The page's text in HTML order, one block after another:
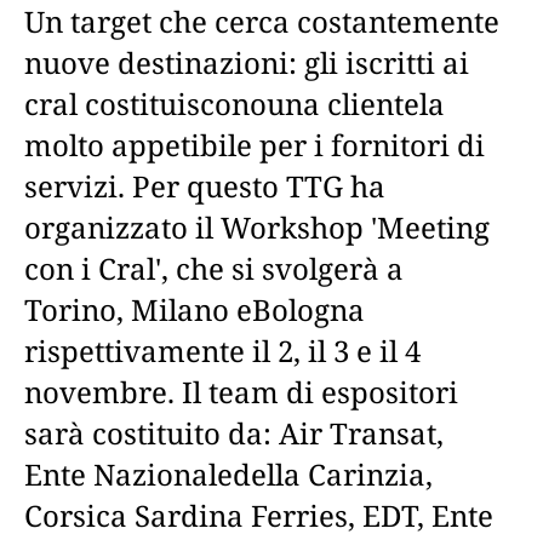
Un target che cerca costantemente
nuove destinazioni: gli iscritti ai
cral costituisconouna clientela
molto appetibile per i fornitori di
servizi. Per questo TTG ha
organizzato il Workshop 'Meeting
con i Cral', che si svolgerà a
Torino, Milano eBologna
rispettivamente il 2, il 3 e il 4
novembre. Il team di espositori
sarà costituito da: Air Transat,
Ente Nazionaledella Carinzia,
Corsica Sardina Ferries, EDT, Ente